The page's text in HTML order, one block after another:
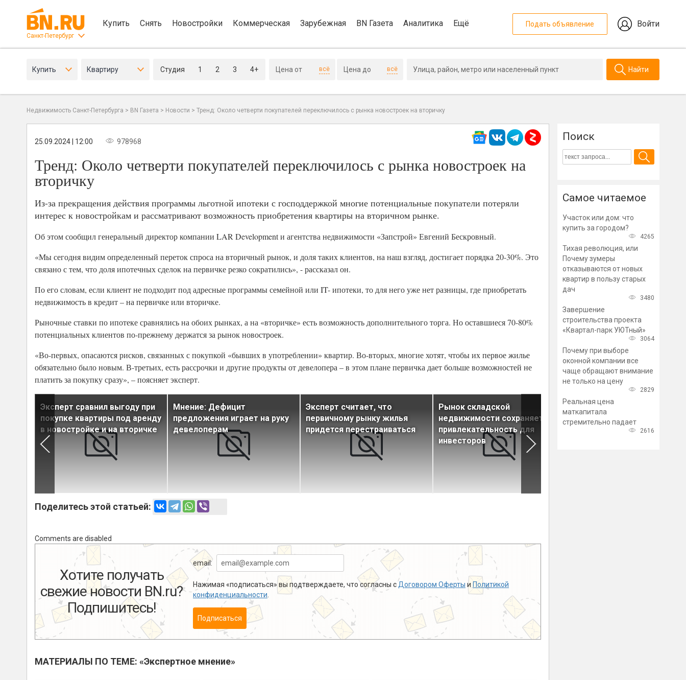
Санкт-Петербург
Купить Снять Новостройки Коммерческая Зарубежная BN Газета Аналитика Ещё Подать объявление Войти
Купить Квартиру Студия 1 2 3 4+ всё всё Найти
Недвижимость Санкт-Петербурга > BN Газета > Новости > Тренд: Около четверти покупателей переключилось с рынка новостроек на вторичку
25.09.2024 | 12:00 978968
Тренд: Около четверти покупателей переключилось с рынка новостроек на
вторичку
Из-за прекращения действия программы льготной ипотеки с господдержкой многие потенциальные покупатели потеряли
интерес к новостройкам и рассматривают возможность приобретения квартиры на вторичном рынке.
Об этом сообщил генеральный директор компании LAR Development и агентства недвижимости «Запстрой» Евгений Бескровный.
«Мы сегодня видим определенный переток спроса на вторичный рынок, и доля таких клиентов, на наш взгляд, достигает порядка 20-30%. Это
связано с тем, что доля ипотечных сделок на первичке резко сократились», - рассказал он.
По его словам, если клиент не подходит под адресные программы семейной или IT- ипотеки, то для него уже нет разницы, где приобретать
недвижимость в кредит – на первичке или вторичке.
Рыночные ставки по ипотеке сравнялись на обоих рынках, а на «вторичке» есть возможность дополнительного торга. Но оставшиеся 70-80%
потенциальных клиентов по-прежнему держатся за рынок новостроек.
«Во-первых, опасаются рисков, связанных с покупкой «бывших в употреблении» квартир. Во-вторых, многие хотят, чтобы их первое жилье
обязательно было новым. В-третьих, есть рассрочки и другие продукты от девелопера – в этом плане первичка дает больше возможностей не
платить за покупку сразу», – поясняет эксперт.
Эксперт сравнил выгоду при
покупке квартиры под аренду
в новостройке и на вторичке
Мнение: Дефицит
предложения играет на руку
девелоперам
Эксперт считает, что
первичному рынку жилья
придется перестраиваться
Рынок складской
недвижимости сохраняет
привлекательность для
инвесторов
Эксперт оценил доходность
бизнеса по сдаче в аренду
Поделитесь этой статьей:
Comments are disabled
Хотите получать
свежие новости BN.ru?
Подпишитесь!
email:
Нажимая «подписаться» вы подтверждаете, что согласны с Договором Оферты и Политикой
конфиденциальности
Подписаться
МАТЕРИАЛЫ ПО ТЕМЕ: «Экспертное мнение»
Поиск
Самое читаемое
Участок или дом: что
купить за городом?
4265
Тихая революция, или
Почему зумеры
отказываются от новых
квартир в пользу старых
дач
3480
Завершение
строительства проекта
«Квартал-парк УЮТный»
3064
Почему при выборе
оконной компании все
чаще обращают внимание
не только на цену
2829
Реальная цена
маткапитала
стремительно падает
2616